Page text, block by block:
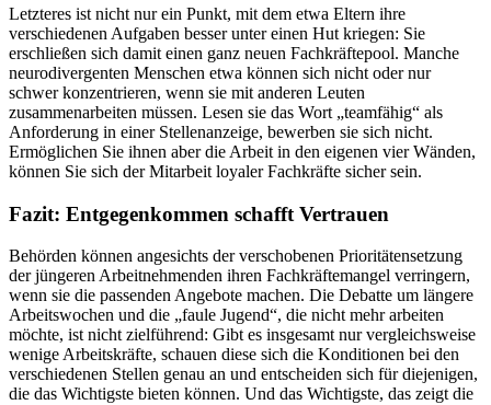
Letzteres ist nicht nur ein Punkt, mit dem etwa Eltern ihre
verschiedenen Aufgaben besser unter einen Hut kriegen: Sie
erschließen sich damit einen ganz neuen Fachkräftepool. Manche
neurodivergenten Menschen etwa können sich nicht oder nur
schwer konzentrieren, wenn sie mit anderen Leuten
zusammenarbeiten müssen. Lesen sie das Wort „teamfähig“ als
Anforderung in einer Stellenanzeige, bewerben sie sich nicht.
Ermöglichen Sie ihnen aber die Arbeit in den eigenen vier Wänden,
können Sie sich der Mitarbeit loyaler Fachkräfte sicher sein.
Fazit: Entgegenkommen schafft Vertrauen
Behörden können angesichts der verschobenen Prioritätensetzung
der jüngeren Arbeitnehmenden ihren Fachkräftemangel verringern,
wenn sie die passenden Angebote machen. Die Debatte um längere
Arbeitswochen und die „faule Jugend“, die nicht mehr arbeiten
möchte, ist nicht zielführend: Gibt es insgesamt nur vergleichsweise
wenige Arbeitskräfte, schauen diese sich die Konditionen bei den
verschiedenen Stellen genau an und entscheiden sich für diejenigen,
die das Wichtigste bieten können. Und das Wichtigste, das zeigt die